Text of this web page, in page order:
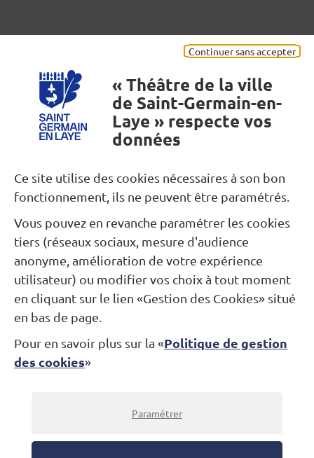
Continuer sans accepter
« Théâtre de la ville
de Saint-Germain-en-
Laye » respecte vos
données
Ce site utilise des cookies nécessaires à son bon
fonctionnement, ils ne peuvent être paramétrés.
Vous pouvez en revanche paramétrer les cookies
tiers (réseaux sociaux, mesure d'audience
anonyme, amélioration de votre expérience
utilisateur) ou modifier vos choix à tout moment
en cliquant sur le lien «Gestion des Cookies» situé
en bas de page.
Pour en savoir plus sur la «Politique de gestion
des cookies»
Paramétrer
Nous contacter
Restons connectés...
Newsletter FacebookInstagram
Théâtre Alexandre Dumas
Billetterie : 01 30 87 07 07